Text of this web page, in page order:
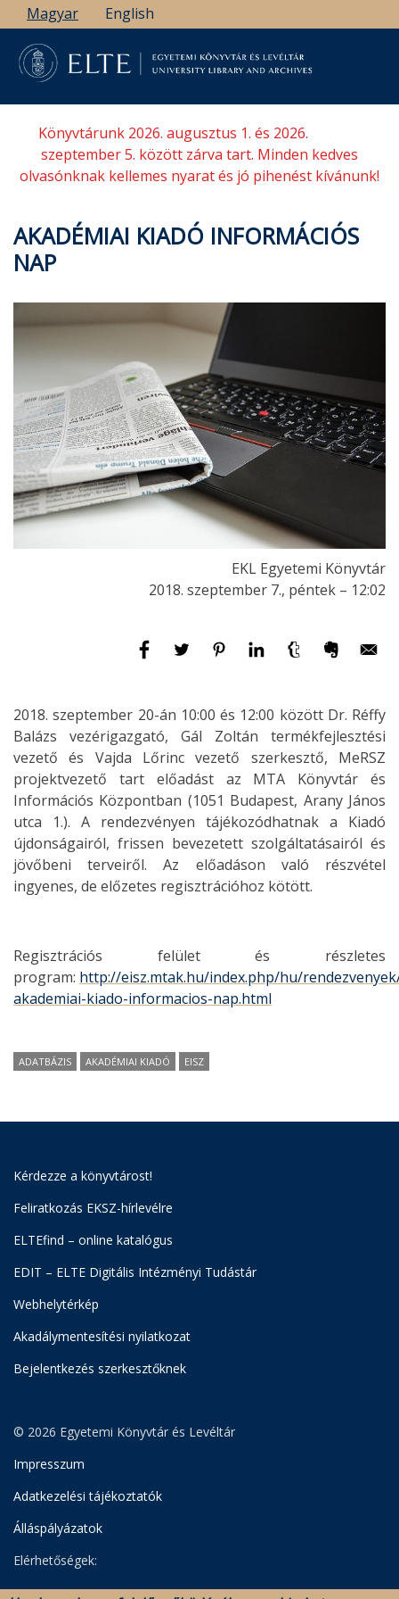
Ugrás
a
tartalomra
Magyar English
Könyvtárunk 2026. augusztus 1. és 2026.
szeptember 5. között zárva tart. Minden kedves
olvasónknak kellemes nyarat és jó pihenést kívánunk!
AKADÉMIAI KIADÓ INFORMÁCIÓS
NAP
EKL Egyetemi Könyvtár
2018. szeptember 7., péntek – 12:02
2018. szeptember 20-án 10:00 és 12:00 között Dr. Réffy
Balázs vezérigazgató, Gál Zoltán termékfejlesztési
vezető és Vajda Lőrinc vezető szerkesztő, MeRSZ
projektvezető tart előadást az MTA Könyvtár és
Információs Központban (1051 Budapest, Arany János
utca 1.). A rendezvényen tájékozódhatnak a Kiadó
újdonságairól, frissen bevezetett szolgáltatásairól és
jövőbeni terveiről. Az előadáson való részvétel
ingyenes, de előzetes regisztrációhoz kötött.
Regisztrációs felület és részletes
program: http://eisz.mtak.hu/index.php/hu/
akademiai-kiado-informacios-nap.html
ADATBÁZIS AKADÉMIAI KIADÓ EISZ
Kérdezze a könyvtárost!
Feliratkozás EKSZ-hírlevélre
ELTEfind – online katalógus
EDIT – ELTE Digitális Intézményi Tudástár
Webhelytérkép
Akadálymentesítési nyilatkozat
Bejelentkezés szerkesztőknek
© 2026 Egyetemi Könyvtár és Levéltár
Impresszum
Adatkezelési tájékoztatók
Álláspályázatok
Elérhetőségek:
Egyetemi Könyvtár